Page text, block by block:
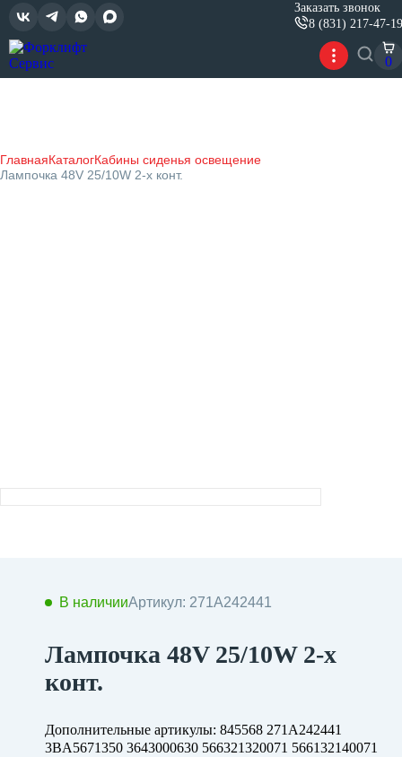
Заказать звонок
8 (831) 217-47-19
0
ГлавнаяКаталогКабины сиденья освещение
Лампочка 48V 25/10W 2-х конт.
В наличииАртикул: 271A242441
Лампочка 48V 25/10W 2-х
конт.
Дополнительные артикулы: 845568 271A242441
3BA5671350 3643000630 566321320071 566132140071